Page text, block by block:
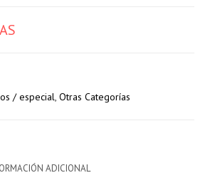
/ especial,Otras Categorías
ADICIONAL